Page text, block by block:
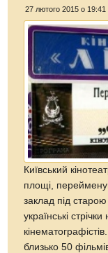
27 лютого 2015 о 19:41
Київський
площі,
заклад під
українські
близько 50